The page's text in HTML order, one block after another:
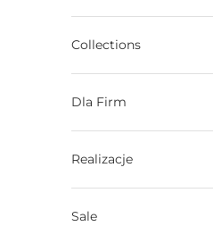
Collections
Dla Firm
Realizacje
Sale